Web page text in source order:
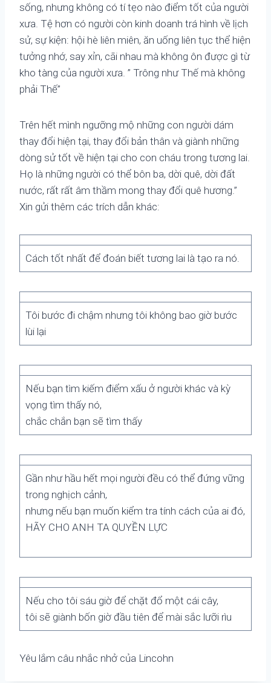
sống, nhưng không có tí tẹo nào điểm tốt của người
xưa. Tệ hơn có người còn kinh doanh trá hình về lịch
sử, sự kiện: hội hè liên miên, ăn uống liên tục thể hiện
tưởng nhớ, say xỉn, cãi nhau mà không ôn được gì từ
kho tàng của người xưa. ” Trông như Thế mà không
phải Thế”
Trên hết mình ngưỡng mộ những con người dám
thay đổi hiện tại, thay đổi bản thân và giành những
dòng sử tốt về hiện tại cho con cháu trong tương lai.
Họ là những người có thể bôn ba, dời quê, dời đất
nước, rất rất âm thầm mong thay đổi quê hương.”
Xin gửi thêm các trích dẫn khác:
Cách tốt nhất để đoán biết tương lai là tạo ra nó.
Tôi bước đi chậm nhưng tôi không bao giờ bước
lùi lại
Nếu bạn tìm kiếm điểm xấu ở người khác và kỳ
vọng tìm thấy nó,
chắc chắn bạn sẽ tìm thấy
Gần như hầu hết mọi người đều có thể đứng vững
trong nghịch cảnh,
nhưng nếu bạn muốn kiểm tra tính cách của ai đó,
HÃY CHO ANH TA QUYỀN LỰC
Nếu cho tôi sáu giờ để chặt đổ một cái cây,
tôi sẽ giành bốn giờ đầu tiên để mài sắc lưỡi rìu
Yêu lắm câu nhắc nhở của Lincohn